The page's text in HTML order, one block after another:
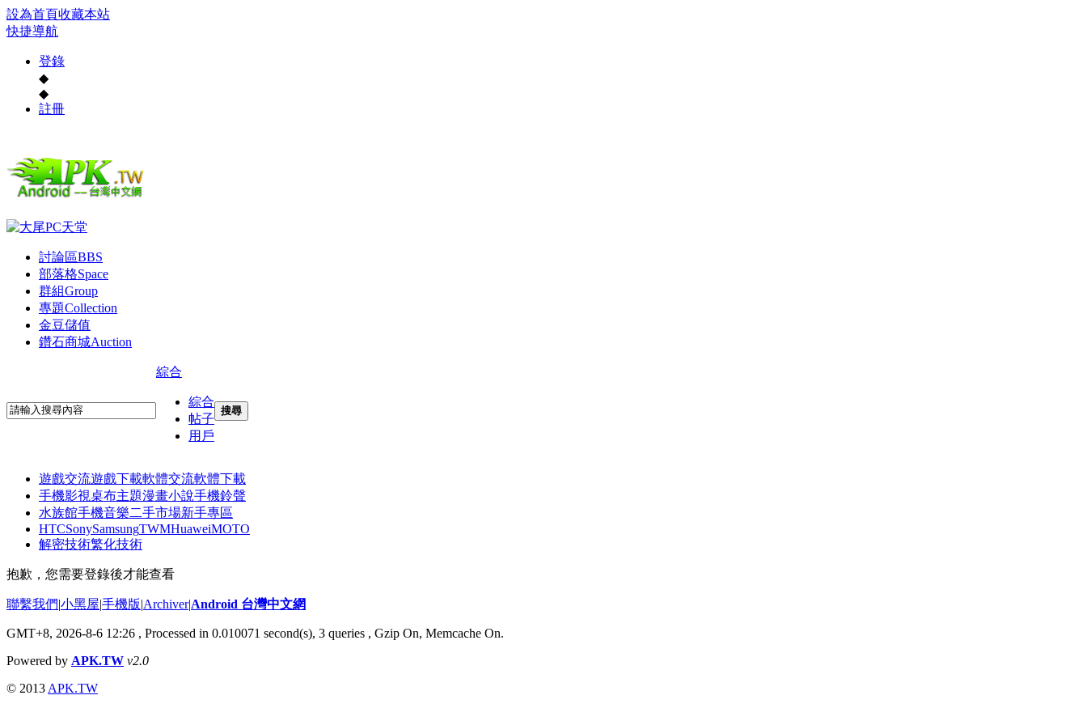
設為首頁收藏本站
快捷導航
登錄
◆
◆
註冊
討論區BBS
部落格Space
群組Group
專題Collection
金豆儲值
鑽石商城Auction
綜合
綜合
帖子
用戶
搜尋
遊戲交流遊戲下載軟體交流軟體下載
手機影視桌布主題漫畫小說手機鈴聲
水族館手機音樂二手市場新手專區
HTCSonySamsungTWMHuaweiMOTO
解密技術繁化技術
抱歉，您需要登錄後才能查看
聯繫我們|小黑屋|手機版|Archiver|Android 台灣中文網
GMT+8, 2026-8-6 12:26 , Processed in 0.010071 second(s), 3 queries , Gzip On, Memcache On.
Powered by APK.TW v2.0
© 2013 APK.TW